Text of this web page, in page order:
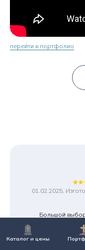
Каталог и цены
перейти в портфолио
01.02.2025,
Большой
Предложили
И что для меня
т.к. установку